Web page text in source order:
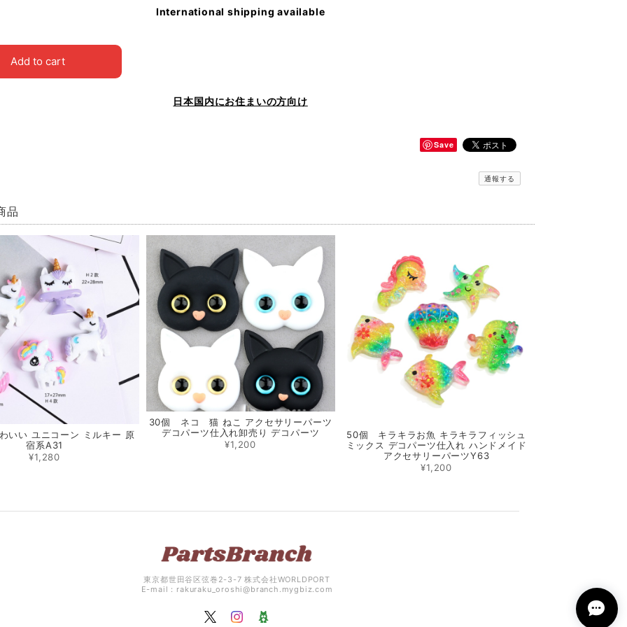
International shipping available
Add to cart
日本国内にお住まいの方向け
Save
通報する
品
いい ユニコーン ミルキー 原
宿系A31
¥1,280
30個 ネコ 猫 ねこ アクセサリーパーツ
デコパーツ仕入れ卸売り デコパーツ
¥1,200
50個 キラキラお魚 キラキラフィッシュ
ミックス デコパーツ仕入れ ハンドメイド
アクセサリーパーツY63
¥1,200
東京都世田谷区弦巻2-3-7 株式会社WORLDPORT
E-mail： rakuraku_oroshi@branch.mygbiz.com